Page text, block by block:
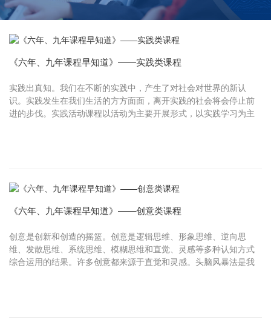
《六年、九年课程早知道》——实践类课程
实践出真知。我们在不断的实践中，产生了对社会对世界的新认
识。实践发生在我们生活的方方面面，离开实践的社会将会停止前
进的步伐。实践活动课程以活动为主要开展形式，以实践学习为主
《六年、九年课程早知道》——创意类课程
创意是创新和创造的摇篮。创意是逻辑思维、形象思维、逆向思
维、发散思维、系统思维、模糊思维和直觉、灵感等多种认知方式
综合运用的结果。许多创意都来源于直觉和灵感。头脑风暴法是我